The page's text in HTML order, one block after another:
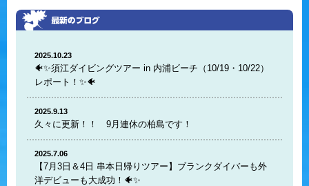
2025.10.23
🐠✨須江ダイビングツアー in 内浦ビーチ（10/19・10/22）
レポート！✨🐠
2025.9.13
久々に更新！！ 9月連休の柏島です！
2025.7.06
【7月3日＆4日 串本日帰りツアー】ブランクダイバーも外
洋デビューも大成功！🐠✨